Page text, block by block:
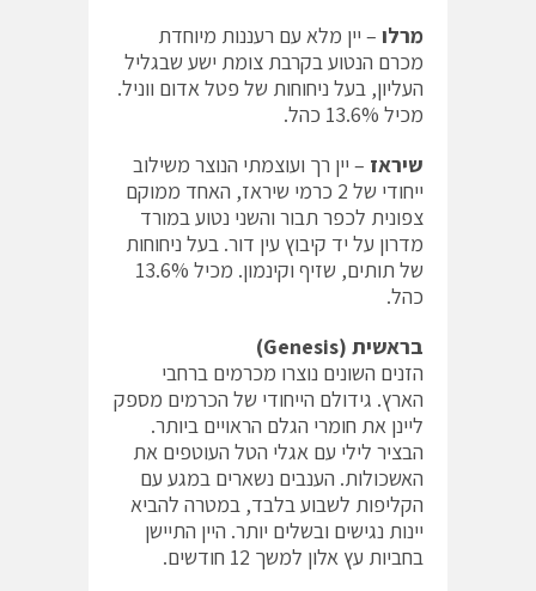
מרלו – יין מלא עם רעננות מיוחדת
מכרם הנטוע בקרבת צומת ישע שבגליל
העליון, בעל ניחוחות של פטל אדום ווניל.
מכיל 13.6% כהל.
שיראז – יין רך ועוצמתי הנוצר משילוב
ייחודי של 2 כרמי שיראז, האחד ממוקם
צפונית לכפר תבור והשני נטוע במורד
מדרון על יד קיבוץ עין דור. בעל ניחוחות
של תותים, שזיף וקינמון. מכיל 13.6%
כהל.
בראשית (Genesis
)
הזנים השונים נוצרו מכרמים ברחבי
הארץ. גידולם הייחודי של הכרמים מספק
ליינן את חומרי הגלם הראויים ביותר.
הבציר לילי עם אגלי הטל העוטפים את
האשכולות. הענבים נשארים במגע עם
הקליפות לשבוע בלבד, במטרה להביא
יינות נגישים ובשלים יותר. היין התיישן
בחביות עץ אלון למשך 12 חודשים.